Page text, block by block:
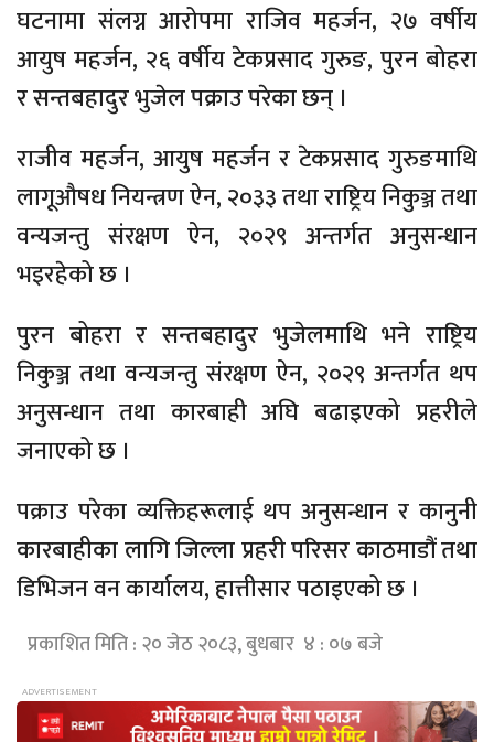
घटनामा संलग्न आरोपमा राजिव महर्जन, २७ वर्षीय
आयुष महर्जन, २६ वर्षीय टेकप्रसाद गुरुङ, पुरन बोहरा
र सन्तबहादुर भुजेल पक्राउ परेका छन् ।
राजीव महर्जन, आयुष महर्जन र टेकप्रसाद गुरुङमाथि
लागूऔषध नियन्त्रण ऐन, २०३३ तथा राष्ट्रिय निकुञ्ज तथा
वन्यजन्तु संरक्षण ऐन, २०२९ अन्तर्गत अनुसन्धान
भइरहेको छ ।
पुरन बोहरा र सन्तबहादुर भुजेलमाथि भने राष्ट्रिय
निकुञ्ज तथा वन्यजन्तु संरक्षण ऐन, २०२९ अन्तर्गत थप
अनुसन्धान तथा कारबाही अघि बढाइएको प्रहरीले
जनाएको छ ।
पक्राउ परेका व्यक्तिहरूलाई थप अनुसन्धान र कानुनी
कारबाहीका लागि जिल्ला प्रहरी परिसर काठमाडौं तथा
डिभिजन वन कार्यालय, हात्तीसार पठाइएको छ ।
प्रकाशित मिति : २० जेठ २०८३, बुधबार ४ : ०७ बजे